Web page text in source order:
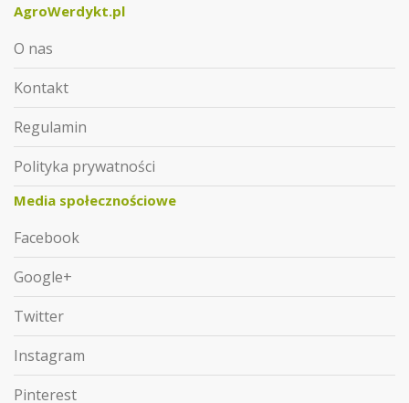
AgroWerdykt.pl
O nas
Kontakt
Regulamin
Polityka prywatności
Media społecznościowe
Facebook
Google+
Twitter
Instagram
Pinterest